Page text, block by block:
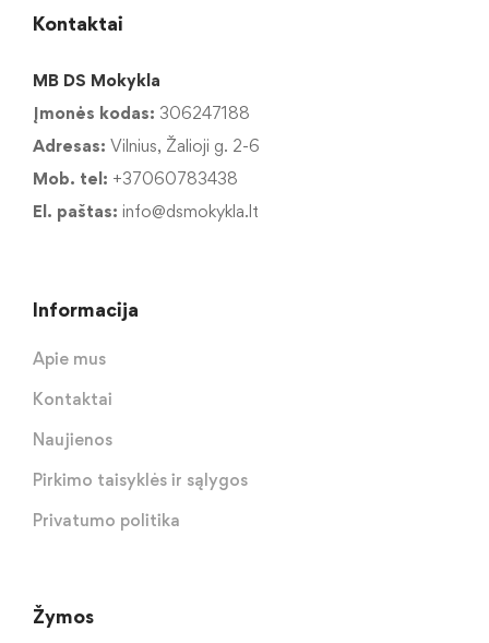
Kontaktai
MB DS Mokykla
Įmonės kodas: 306247188
Adresas: Vilnius, Žalioji g. 2-6
Mob. tel: +37060783438
El. paštas: info@dsmokykla.lt
Informacija
Apie mus
Kontaktai
Naujienos
Pirkimo taisyklės ir sąlygos
Privatumo politika
Žymos